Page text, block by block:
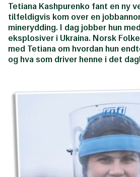
Tetiana Kashpurenko fant en ny
tilfeldigvis kom over en
minerydding. I dag jobber hun
eksplosiver i Ukraina. Norsk
med Tetiana om hvordan hun
og hva som driver henne i det